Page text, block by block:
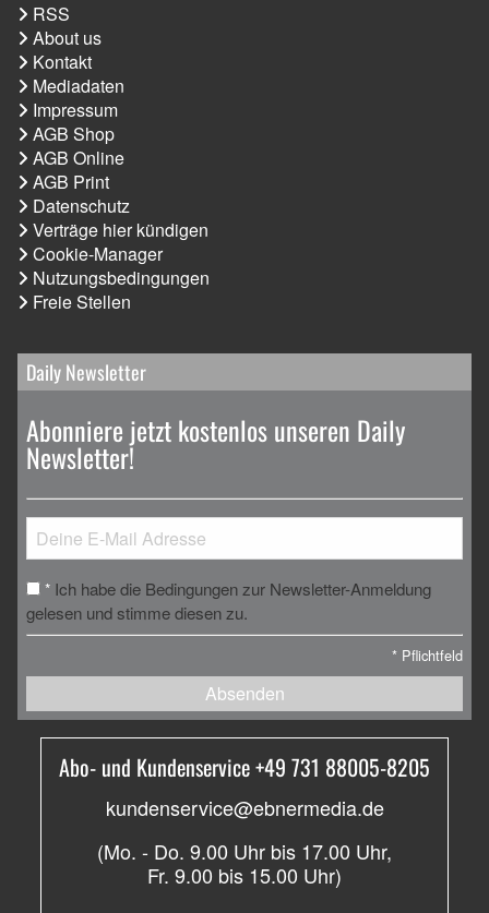
RSS
About us
Kontakt
Mediadaten
Impressum
AGB Shop
AGB Online
AGB Print
Datenschutz
Verträge hier kündigen
Cookie-Manager
Nutzungsbedingungen
Freie Stellen
Daily Newsletter
Abonniere jetzt kostenlos unseren Daily
Newsletter!
* Ich habe die Bedingungen zur Newsletter-Anmeldung
gelesen und stimme diesen zu.
* Pflichtfeld
Absenden
Abo- und Kundenservice +49 731 88005-8205
kundenservice@ebnermedia.de
(Mo. - Do. 9.00 Uhr bis 17.00 Uhr,
Fr. 9.00 bis 15.00 Uhr)